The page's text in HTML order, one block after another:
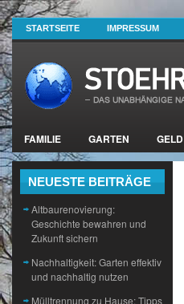
STARTSEITE IMPRESSUM
FAMILIE GARTEN GELD
NEUESTE BEITRÄGE
Altbaurenovierung:
Geschichte bewahren und
Zukunft sichern
Nachhaltigkeit: Garten effektiv
und nachhaltig nutzen
Mülltrennung zu Hause: Tipps